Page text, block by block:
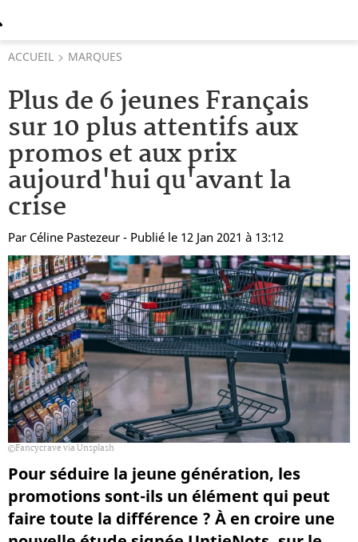
ACCUEIL MARQUES
Plus de 6 jeunes Français
sur 10 plus attentifs aux
promos et aux prix
aujourd'hui qu'avant la
crise
Par Céline Pastezeur - Publié le 12 Jan 2021 à 13:12
Fancycrave via Unsplash
Pour séduire la jeune génération, les
promotions sont-ils un élément qui peut
faire toute la différence ? À en croire une